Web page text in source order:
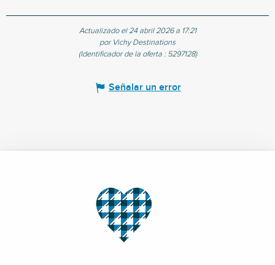
Actualizado el 24 abril 2026 a 17:21
por Vichy Destinations
(Identificador de la oferta : 5297128)
Señalar un error